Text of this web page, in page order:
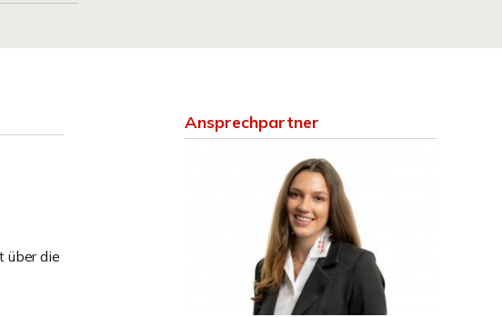
über die
Ansprechpartner